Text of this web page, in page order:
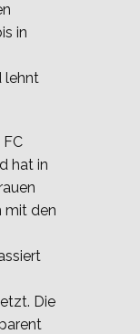
in
lehnt
hat in
mit den
Die